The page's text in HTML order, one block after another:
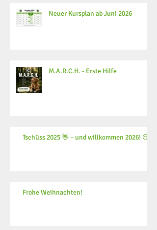
Neuer Kursplan ab Juni 2026
M.A.R.C.H. - Erste Hilfe
Tschüss 2025 👋 – und willkommen 2026! 😏
Frohe Weihnachten!